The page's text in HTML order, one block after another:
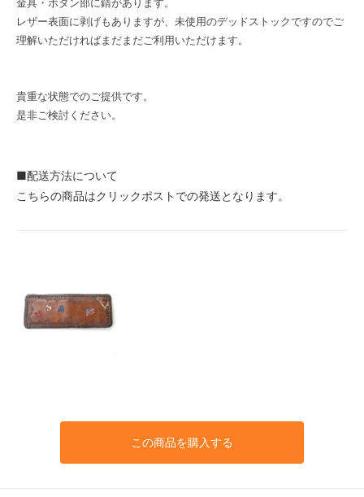
レザー表面に剥げもありますが、未使用のデッドストックですのでご
理解いただければまだまだご利用いただけます。
貴重な状態でのご提供です。
是非ご検討ください。
■配送方法について
こちらの商品はクリックポストでの発送となります。
この商品を購入する